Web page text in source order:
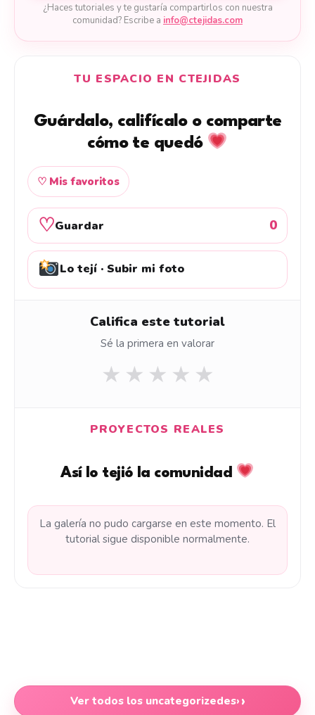
¿Haces tutoriales y te gustaría compartirlos con nuestra
comunidad? Escribe a info@ctejidas.com
TU ESPACIO EN CTEJIDAS
Guárdalo, califícalo o comparte
cómo te quedó
♡ Mis favoritos
♡Guardar 0
Lo tejí · Subir mi foto
Califica este tutorial
Sé la primera en valorar
★ ★ ★ ★ ★
PROYECTOS REALES
Así lo tejió la comunidad
La galería no pudo cargarse en este momento. El
tutorial sigue disponible normalmente.
Ver todos los uncategorizedes›